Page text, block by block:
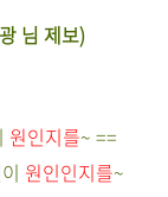
님 제보)
원인지를~ ==
원인인지를~